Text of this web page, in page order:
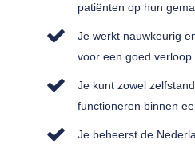
patiënten op hun
Je werkt nauwkeurig
voor een goed verloop
Je kunt zowel
functioneren binnen
Je beheerst de